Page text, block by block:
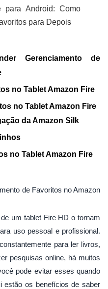
para Android: Como
para Depois
Gerenciamento de
no Tablet Amazon Fire
no Tablet Amazon Fire
da Amazon Silk
no Tablet Amazon Fire
de Favoritos no Amazon
um tablet Fire HD o tornam
uso pessoal e profissional.
para ler livros,
pesquisas online, há muitos
pode evitar esses quando
estão os benefícios de saber